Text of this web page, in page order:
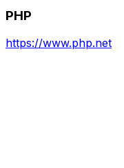
PHP
https://www.php.net